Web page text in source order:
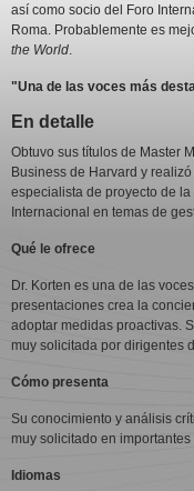
así como socio del Foro
Roma. Probablemente es
the World.
"Una de las voces más
En detalle
Obtuvo sus títulos de Master
Business de Harvard y
especialista de proyecto de
Internacional en temas de
Qué le ofrece
Dr. Korten es una de las
presentaciones crea la
adoptar medidas proactivas.
muy solicitada por dirigentes
Cómo presenta
Su conocimiento y análisis
muy solicitado en
Idiomas